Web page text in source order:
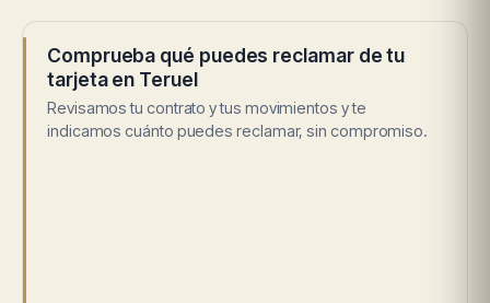
Comprueba qué puedes reclamar de tu
tarjeta en Teruel
Revisamos tu contrato y tus movimientos y te
indicamos cuánto puedes reclamar, sin compromiso.